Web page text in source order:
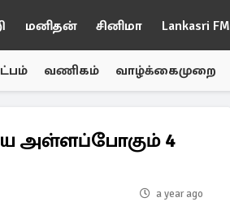
மனிதன் சினிமா Lankasri FM
வணிகம் வாழ்க்கைமுறை
அள்ளப்போகும் 4
a year ago